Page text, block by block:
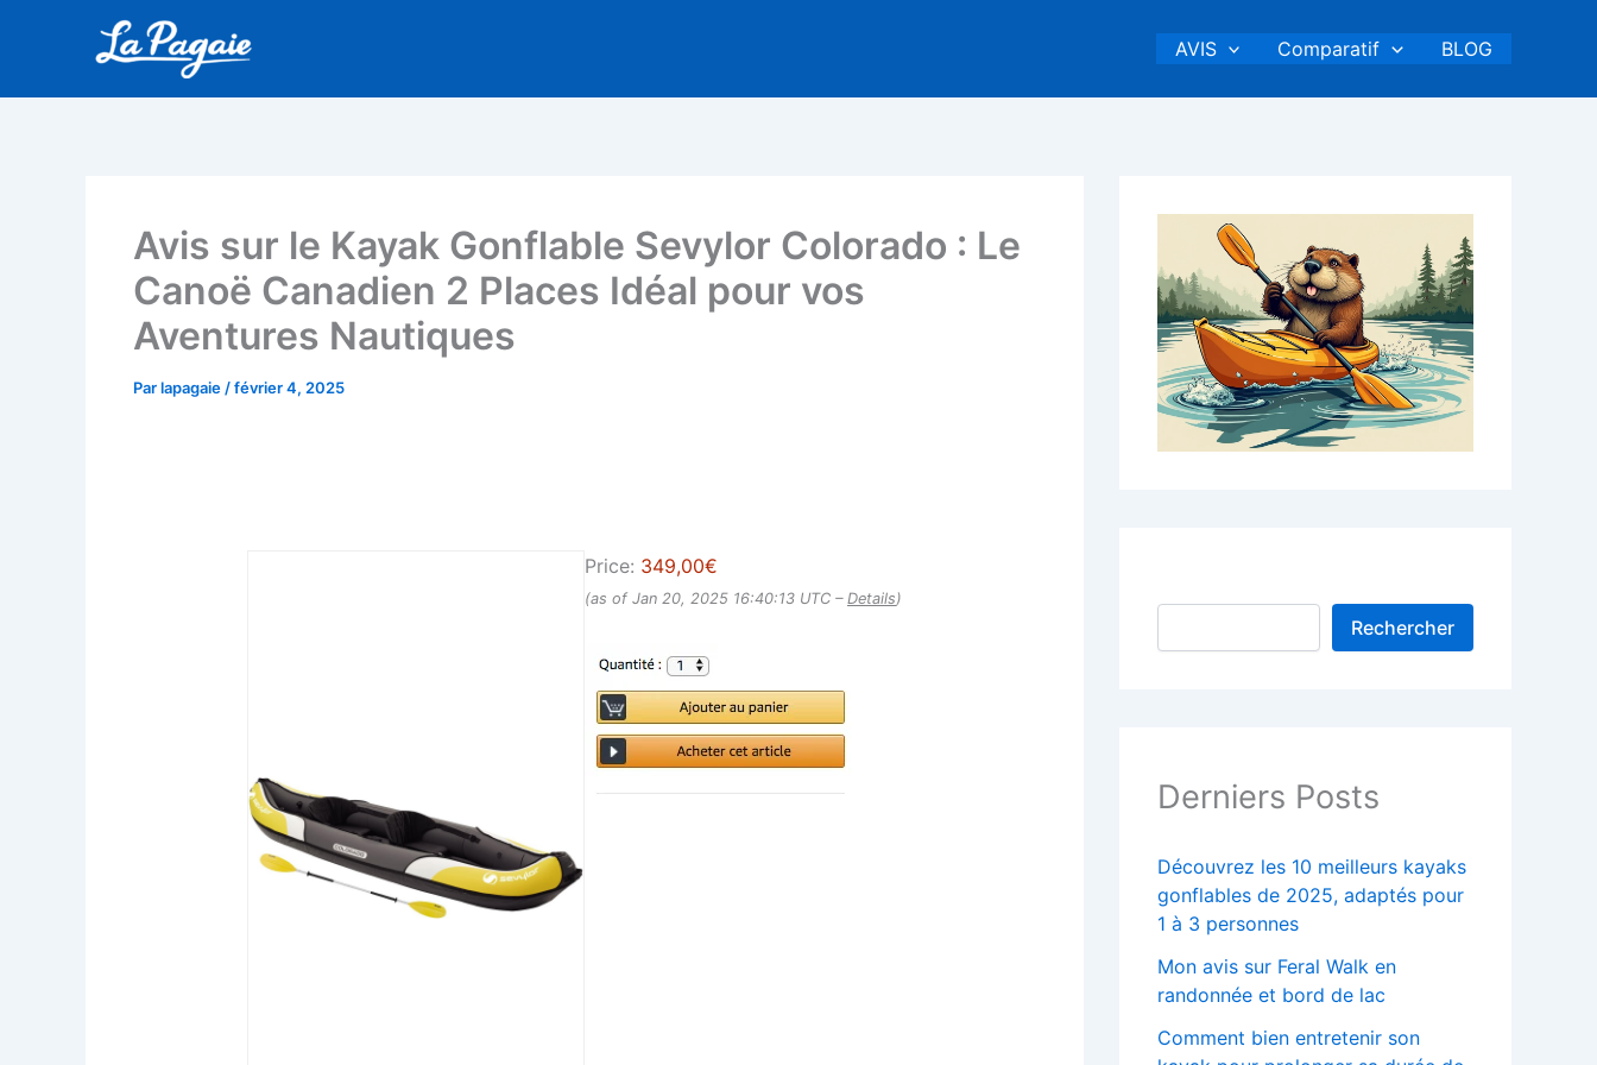
AVIS Comparatif BLOG
Avis sur le Kayak Gonflable Sevylor Colorado : Le
Canoë Canadien 2 Places Idéal pour vos
Aventures Nautiques
Parlapagaie /février 4, 2025
Price: 349,00€
(as of Jan 20, 2025 16:40:13 UTC – Details)
Rechercher
Derniers Posts
Découvrez les 10 meilleurs kayaks
gonflables de 2025, adaptés pour
1 à 3 personnes
Mon avis sur Feral Walk en
randonnée et bord de lac
Comment bien entretenir son